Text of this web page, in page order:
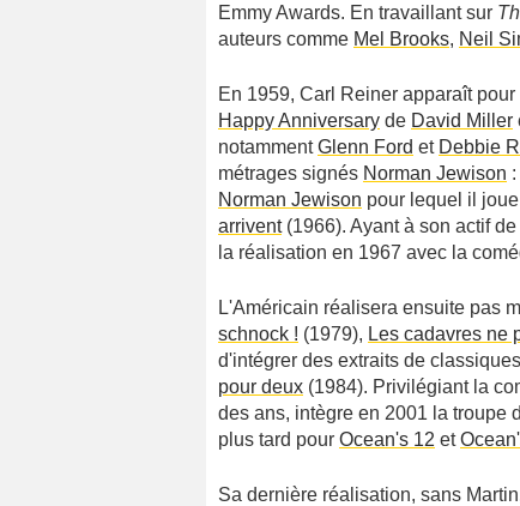
Emmy Awards. En travaillant sur
auteurs comme Mel Brooks, Neil
En 1959, Carl Reiner apparaît
Happy Anniversary de David Miller
notammentGlenn Ford et Debbie
métrages signés Norman Jewison :
Norman Jewison pour lequel il
arrivent(1966). Ayant à son actif
la réalisation en 1967 avec la
L'Américain réalisera ensuite pas
schnock ! (1979), Les cadavres ne
d'intégrer des extraits de
pour deux (1984). Privilégiant la
des ans, intègre en 2001 la troupe
plus tard pour Ocean's 12 et
Sa dernière réalisation, sans